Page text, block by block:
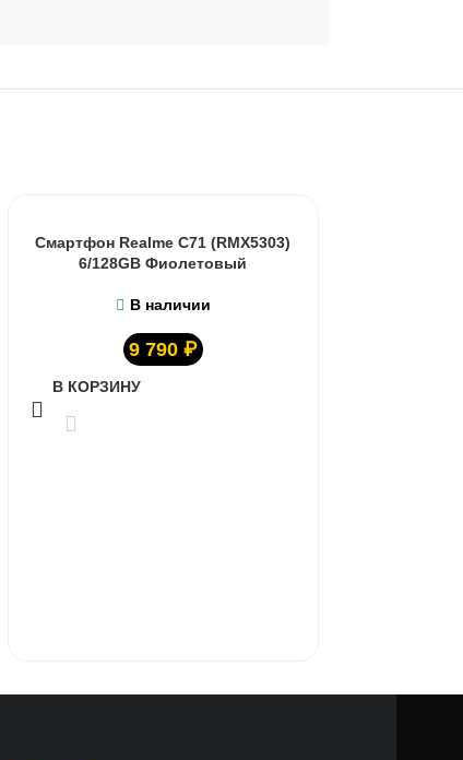
Смартфон Realme C71 (RMX5303)
6/128GB Фиолетовый
В наличии
9 790 ₽
В КОРЗИНУ